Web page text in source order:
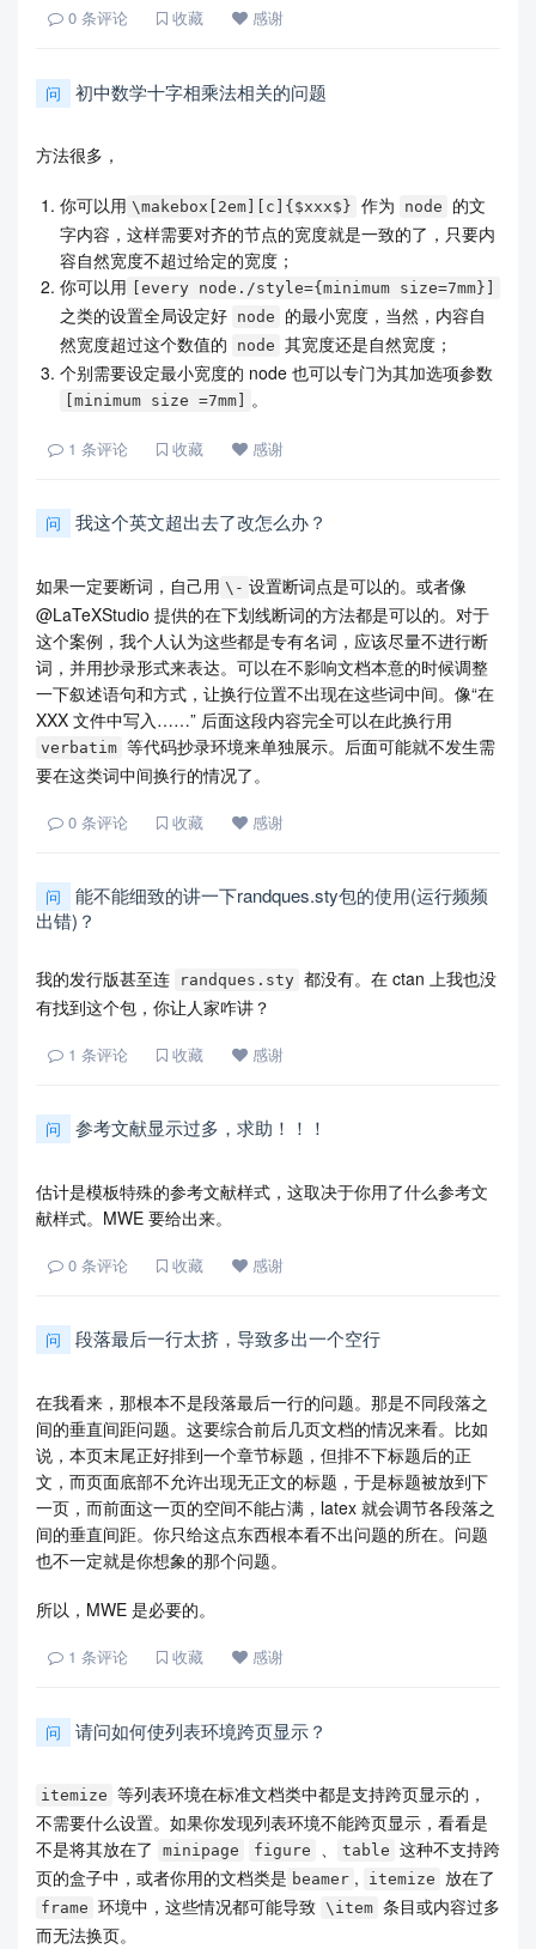
0 条评论 收藏 感谢
问 初中数学十字相乘法相关的问题
方法很多，
你可以用 \makebox[2em][c]{$xxx$} 作为 node
的文
字内容，这样需要对齐的节点的宽度就是一致的了，只要内
容自然宽度不超过给定的宽度；
你可以用 [every node./style={minimum size=7mm}]
之类的设置全局设定好 node
的最小宽度，当然，内容自
然宽度超过这个数值的
node 其宽度还是自然宽度；
个别需要设定最小宽度的 node 也可以专门为其加选项参数
[minimum size =7mm] 。
1 条评论 收藏 感谢
问 我这个英文超出去了改怎么办？
如果一定要断词，自己用 \- 设置断词点是可以的。或者像
@LaTeXStudio 提供的在下划线断词的方法都是可以的。对于
这个案例，我个人认为这些都是专有名词，应该尽量不进行断
词，并用抄录形式来表达。可以在不影响文档本意的时候调整
一下叙述语句和方式，让换行位置不出现在这些词中间。像“在
XXX 文件中写入……” 后面这段内容完全可以在此换行用
verbatim 等代码抄录环境来单独展示。后面可能就不发生需
要在这类词中间换行的情况了。
0 条评论 收藏 感谢
问
能不能细致的讲一下randques.sty包的使用(运行频频
出错)？
我的发行版甚至连 randques.sty 都没有。在 ctan 上我也没
有找到这个包，你让人家咋讲？
1 条评论 收藏 感谢
问 参考文献显示过多，求助！！！
估计是模板特殊的参考文献样式，这取决于你用了什么参考文
献样式。MWE 要给出来。
0 条评论 收藏 感谢
问 段落最后一行太挤，导致多出一个空行
在我看来，那根本不是段落最后一行的问题。那是不同段落之
间的垂直间距问题。这要综合前后几页文档的情况来看。比如
说，本页末尾正好排到一个章节标题，但排不下标题后的正
文，而页面底部不允许出现无正文的标题，于是标题被放到下
一页，而前面这一页的空间不能占满，latex 就会调节各段落之
间的垂直间距。你只给这点东西根本看不出问题的所在。问题
也不一定就是你想象的那个问题。
所以，MWE 是必要的。
1 条评论 收藏 感谢
问 请问如何使列表环境跨页显示？
itemize 等列表环境在标准文档类中都是支持跨页显示的，
不需要什么设置。如果你发现列表环境不能跨页显示，看看是
不是将其放在了
minipage figure 、 table 这种不支持跨
页的盒子中，或者你用的文档类是 beamer , itemize 放在了
frame 环境中，这些情况都可能导致 \item 条目或内容过多
而无法换页。